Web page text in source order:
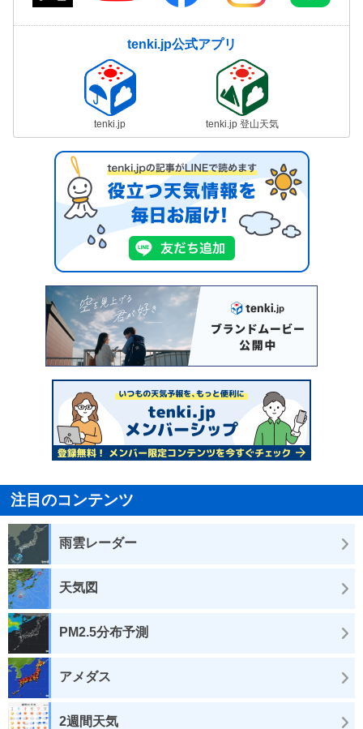
tenki.jp公式アプリ
tenki.jp tenki.jp 登山天気
注目のコンテンツ
雨雲レーダー
天気図
PM2.5分布予測
アメダス
2週間天気